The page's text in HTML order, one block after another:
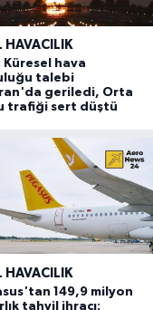
HAVACILIK
Küresel hava
talebi
geriledi, Orta
trafiği sert düştü
HAVACILIK
149,9 milyon
tahvil ihracı: